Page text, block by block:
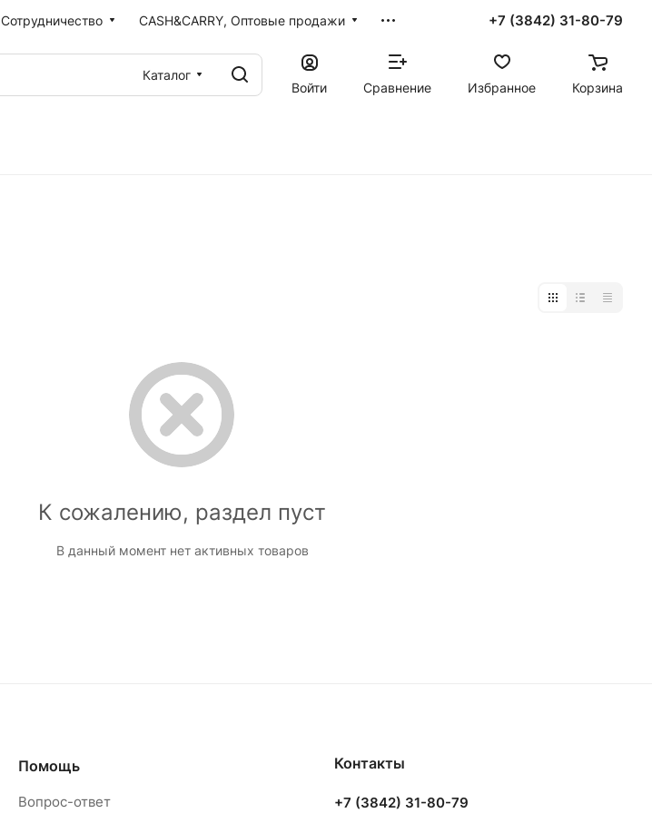
Сотрудничество CASH&CARRY, Оптовые продажи +7 (3842) 31-80-79
Каталог
Войти
Сравнение Избранное Корзина
К сожалению, раздел пуст
В данный момент нет активных товаров
Помощь
Вопрос-ответ
Контакты
+7 (3842) 31-80-79